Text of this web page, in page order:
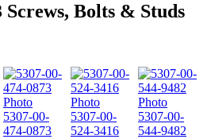
Bolts & Studs
5307-00-
474-0873
5307-00-
524-3416
5307-00-
544-9482